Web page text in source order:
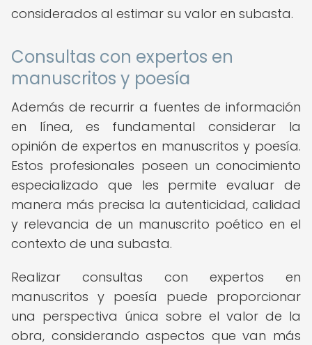
considerados al estimar su valor en subasta.
Consultas con expertos en
manuscritos y poesía
Además de recurrir a fuentes de información
en línea, es fundamental considerar la
opinión de expertos en manuscritos y poesía.
Estos profesionales poseen un conocimiento
especializado que les permite evaluar de
manera más precisa la autenticidad, calidad
y relevancia de un manuscrito poético en el
contexto de una subasta.
Realizar consultas con expertos en
manuscritos y poesía puede proporcionar
una perspectiva única sobre el valor de la
obra, considerando aspectos que van más